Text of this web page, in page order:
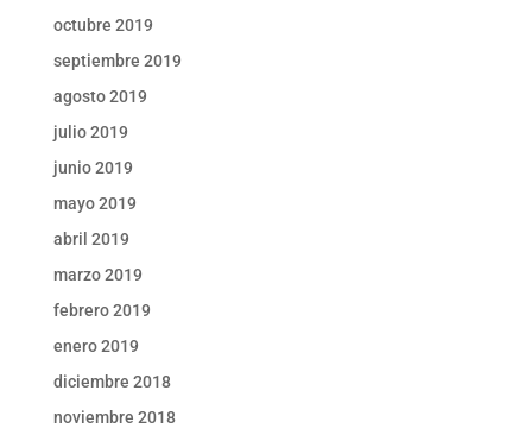
octubre 2019
septiembre 2019
agosto 2019
julio 2019
junio 2019
mayo 2019
abril 2019
marzo 2019
febrero 2019
enero 2019
diciembre 2018
noviembre 2018